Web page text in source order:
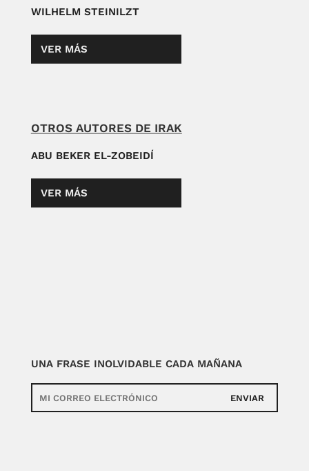
WILHELM STEINILZT
VER MÁS
OTROS AUTORES DE IRAK
ABU BEKER EL-ZOBEIDÍ
VER MÁS
UNA FRASE INOLVIDABLE CADA MAÑANA
ENVIAR